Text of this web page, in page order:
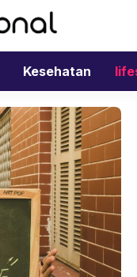
Kesehatan